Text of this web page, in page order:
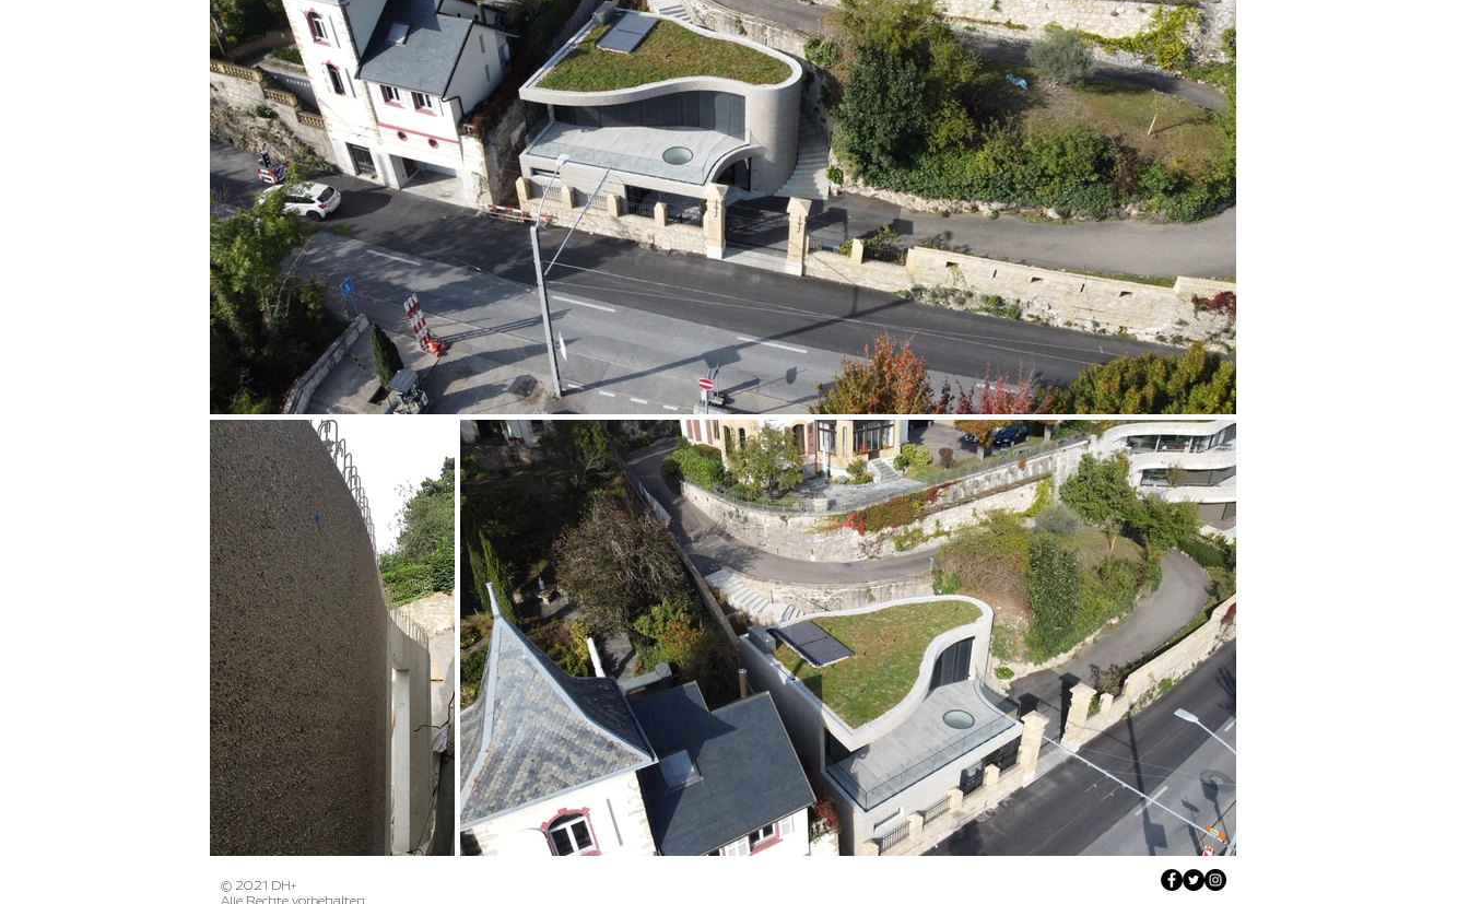
© 2021 DH+
Alle Rechte vorbehalten